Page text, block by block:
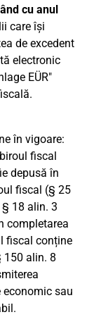
cu anul
care își
de excedent
electronic
EÜR"
în vigoare:
fiscal
depusă în
fiscal (§ 25
§ 18 alin. 3
completarea
fiscal conține
150 alin. 8
economic sau